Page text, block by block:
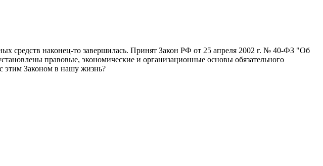
средств наконец-то завершилась. Принят Закон РФ от 25 апреля 2002 г. № 40-ФЗ "Об
правовые, экономические и организационные основы обязательного
этим Законом в нашу жизнь?